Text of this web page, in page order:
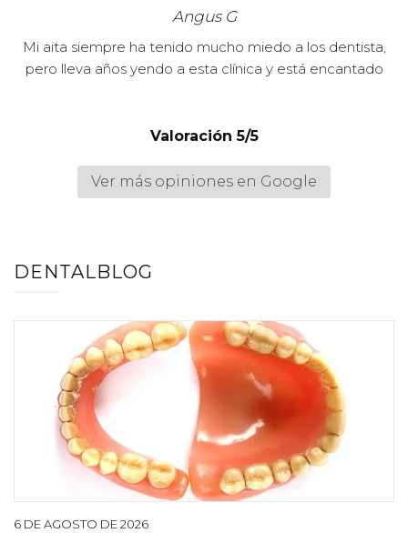
Angus G
Mi aita siempre ha tenido mucho miedo a los dentista,
pero lleva años yendo a esta clínica y está encantado
Valoración 5/5
Ver más opiniones en Google
DENTALBLOG
6 DE AGOSTO DE 2026